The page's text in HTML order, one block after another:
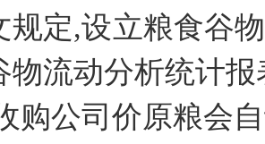
规定,设立粮食谷
物流动分析统计报
购公司价原粮会